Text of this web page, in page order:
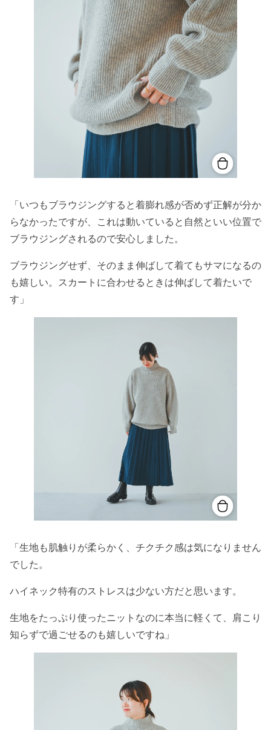
「いつもブラウジングすると着膨れ感が否めず正解が分か
らなかったですが、これは動いていると自然といい位置で
ブラウジングされるので安心しました。
ブラウジングせず、そのまま伸ばして着てもサマになるの
も嬉しい。スカートに合わせるときは伸ばして着たいで
す」
「生地も肌触りが柔らかく、チクチク感は気になりません
でした。
ハイネック特有のストレスは少ない方だと思います。
生地をたっぷり使ったニットなのに本当に軽くて、肩こり
知らずで過ごせるのも嬉しいですね」